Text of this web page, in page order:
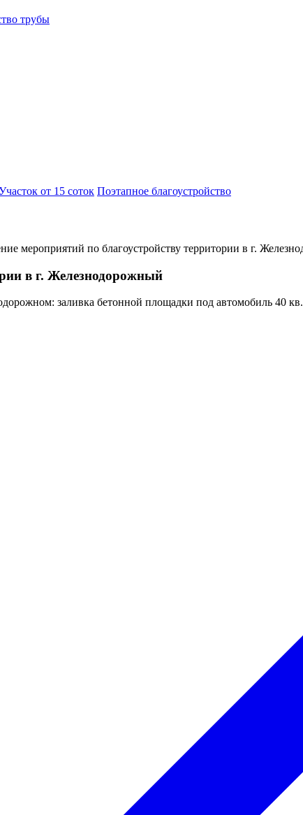
трубы
от 15 соток Поэтапное благоустройство
мероприятий по благоустройству территории в г.
в г. Железнодорожный
заливка бетонной площадки под автомобиль 40